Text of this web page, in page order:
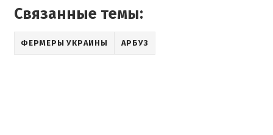
Связанные темы:
ФЕРМЕРЫ УКРАИНЫ АРБУЗ